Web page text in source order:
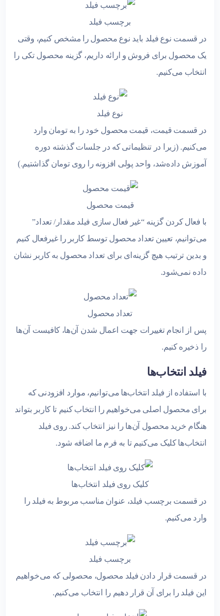
برچسب فیلد
در قسمت نوع فیلد باید نوع محصول را مشخص کنیم، وقتی
یک محصول برای فروش و ارائه داریم، گزینه محصول تکی را
انتخاب می‌کنیم.
نوع فیلد
در قسمت قیمت، قیمت محصول خود را به تومان وارد
می‌کنیم. (زیرا در تنظیماتی که در جلسات گذشته دوره
آموزش داده‌شد، واحد پولی افزونه را روی تومان گذاشتیم.)
قیمت محصول
با فعال کردن گزینه “غیر فعال سازی فیلد مقدار/ تعداد”
می‌توانیم، تعیین تعداد محصول توسط کاربر را غیرفعال کنیم
و بدین ترتیب هیچ گزینه‌ای برای تعداد محصول به کاربر نشان
داده نمی‌شود.
تعداد محصول
پس از انجام تغییرات جهت اعمال شدن آن‌ها، کافیست آن‌ها
را ذخیره کنیم.
فیلد انتخاب‌ها
با استفاده از فیلد انتخاب‌ها می‌توانیم، موارد افزودنی که
برای محصول اصلی می‌خواهیم را انتخاب کنیم تا کاربر بتواند
هنگام خرید محصول آن‌ها را نیز انتخاب کند. روی فیلد
انتخاب‌ها کلیک می‌کنیم تا به فرم ما اضافه شود.
کلیک روی فیلد انتخاب‌ها
در قسمت برچسب فیلد، عنوان مناسب مربوط به فیلد را
وارد می‌کنیم.
برچسب فیلد
در قسمت قرار دادن فیلد محصول، محصولی که می‌خواهیم
این فیلد را برای آن قرار دهیم را انتخاب می‌کنیم.